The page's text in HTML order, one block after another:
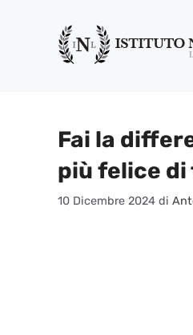
contenuto
Fai la
più felice
10 Dicembre 2024 di